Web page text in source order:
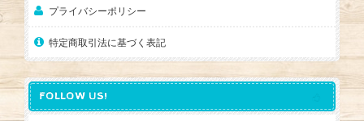
プライバシーポリシー
特定商取引法に基づく表記
FOLLOW US!